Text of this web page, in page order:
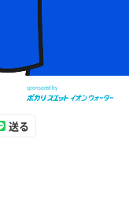
送る
sponsored by